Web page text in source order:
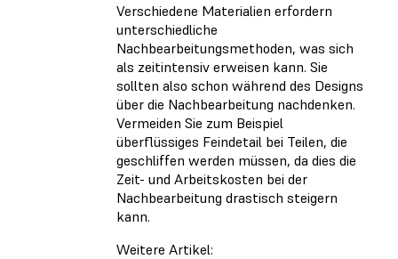
Verschiedene Materialien erfordern
unterschiedliche
Nachbearbeitungsmethoden, was sich
als zeitintensiv erweisen kann. Sie
sollten also schon während des Designs
über die Nachbearbeitung nachdenken.
Vermeiden Sie zum Beispiel
überflüssiges Feindetail bei Teilen, die
geschliffen werden müssen, da dies die
Zeit- und Arbeitskosten bei der
Nachbearbeitung drastisch steigern
kann.
Weitere Artikel: